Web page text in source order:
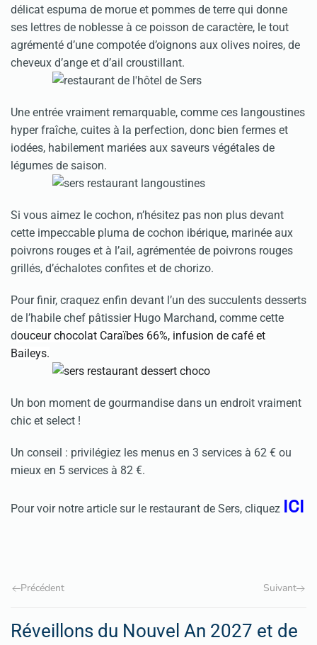
délicat espuma de morue et pommes de terre qui donne
ses lettres de noblesse à ce poisson de caractère, le tout
agrémenté d’une compotée d’oignons aux olives noires, de
cheveux d’ange et d’ail croustillant.
Une entrée vraiment remarquable, comme ces langoustines
hyper fraîche, cuites à la perfection, donc bien fermes et
iodées, habilement mariées aux saveurs végétales de
légumes de saison.
Si vous aimez le cochon, n’hésitez pas non plus devant
cette impeccable pluma de cochon ibérique, marinée aux
poivrons rouges et à l’ail, agrémentée de poivrons rouges
grillés, d’échalotes confites et de chorizo.
Pour finir, craquez enfin devant l’un des succulents desserts
de l’habile chef pâtissier Hugo Marchand, comme cette
douceur chocolat Caraïbes 66%, infusion de café et
Baileys.
Un bon moment de gourmandise dans un endroit vraiment
chic et select !
Un conseil : privilégiez les menus en 3 services à 62 € ou
mieux en 5 services à 82 €.
Pour voir notre article sur le restaurant de Sers, cliquez ICI
Précédent Suivant
Réveillons du Nouvel An 2027 et de